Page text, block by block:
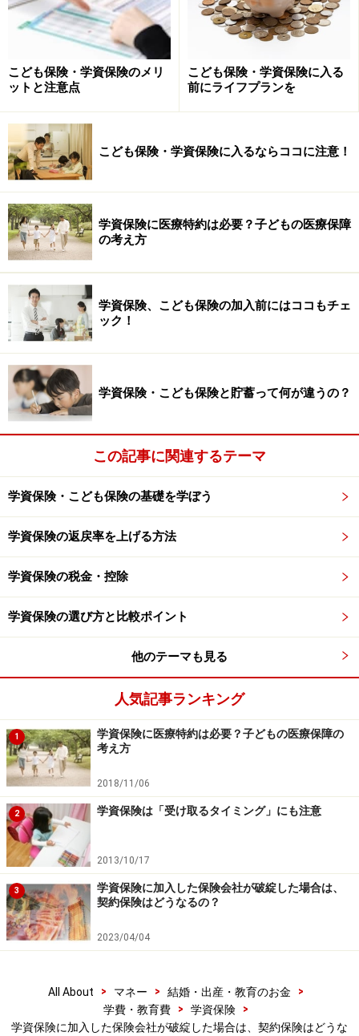
生命保険契約者保護機構は、保険業法に基づいて平成10
年（1998年）12月1日に設立された法人で、国内で事業
を行う全ての生命保険会社が会員になっています。
万が一、会員である生命保険会社が破綻したとき、生命
保険契約者保護機構は、破綻した生命保険会社の契約を
引き継ぐ「救済保険会社」への資金援助をしたり、自ら
が契約を引き受けたりなど、保険契約が継続できるよう
保護を図ります。
学資保険などの貯蓄型保険は、銀行が経営
破綻したとき大きな影響を受ける
生命保険会社の経営が破綻した場合でも、「生命保険契
約者保護機構」により一定の契約者保護が図られます
が、破綻した生命保険会社の保険契約へは、責任準備金
と予定利率の2つに影響が出ます。
責任準備金とは、保険金や給付金とは異なり、保険会社
が、将来の保険金や給付金などの支払いに備え、収入保
険料の一部を積み立てしている部分をいいます。保険会
社の経営が破綻した時点の90％までの責任準備金が原則
補償されることになっています。
一般的に保障性の高い定期保険、医療保険などは、保険
料のうち積立て部分が少なく保険金への影響は小さくな
は、積立て部分が多いため、保険金や満期金などへの影
響は大きくなります。
また、予定利率とは、保険会社が契約時に約束した保険
料の運用利率のことです。予定利率が高いほど保険料が
割り引かれ安くなります。つまり、予定利率の高い時期
に加入した保険契約は、安い保険料で大きい保険金や満
期金が得られるおトクな保険といえます。
しかし、保険会社が破綻すれば、予定利率は低下とな
り、保険金や満期金そのものが大きく減少します。
これより、学資保険のような責任準備金が大きいタイプ
の場合、もし、保険会社の経営が破綻すれば、満期金に
大きく影響が出ることになります。しかし、その影響が
どの程度になるかは、契約時期から満期までの期間、予
ないとわかりません。
こども保険・学資保険のメリ
ットと注意点
こども保険・学資保険に入る
前にライフプランを
こども保険・学資保険に入るならココに注意！
学資保険に医療特約は必要？子どもの医療保障
の考え方
学資保険、こども保険の加入前にはココもチェ
ック！
学資保険・こども保険と貯蓄って何が違うの？
この記事に関連するテーマ
学資保険・こども保険の基礎を学ぼう
学資保険の返戻率を上げる方法
学資保険の税金・控除
学資保険の選び方と比較ポイント
他のテーマも見る
人気記事ランキング
1
学資保険に医療特約は必要？子どもの医療保障の
考え方
2018/11/06
2 学資保険は「受け取るタイミング」にも注意
2013/10/17
3
学資保険に加入した保険会社が破綻した場合は、
契約保険はどうなるの？
2023/04/04
All About > マネー > 結婚・出産・教育のお金
>
学費・教育費
> 学資保険
>
学資保険に加入した保険会社が破綻した場合は、契約保険はどうな